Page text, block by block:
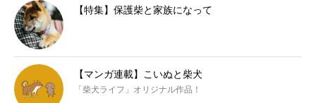
【特集】保護柴と家族になって
【マンガ連載】こいぬと柴犬
「柴犬ライフ」オリジナル作品！